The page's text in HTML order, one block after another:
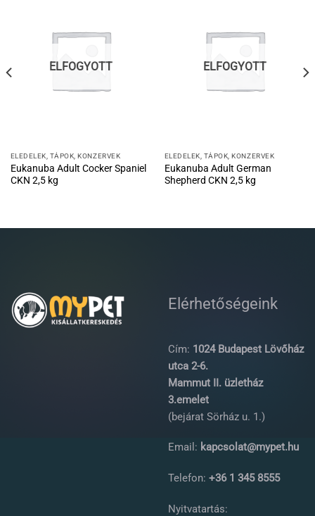
ELFOGYOTT
ELEDELEK, TÁPOK, KONZERVEK
Eukanuba Adult Cocker Spaniel
CKN 2,5 kg
ELFOGYOTT
ELEDELEK, TÁPOK, KONZERVEK
Eukanuba Adult German
Shepherd CKN 2,5 kg
Elérhetőségeink
Cím: 1024 Budapest Lövőház
utca 2-6.
Mammut II. üzletház
3.emelet
(bejárat Sörház u. 1.)
Email: kapcsolat@mypet.hu
Telefon: +36 1 345 8555
Nyitvatartás: